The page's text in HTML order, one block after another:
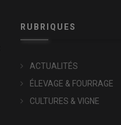
RUBRIQUES
ACTUALITÉS
ÉLEVAGE & FOURRAGE
CULTURES & VIGNE